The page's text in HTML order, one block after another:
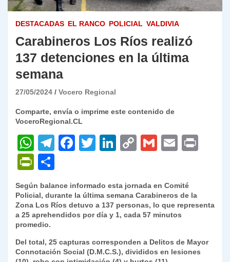
DESTACADAS EL RANCO POLICIAL VALDIVIA
Carabineros Los Ríos realizó
137 detenciones en la última
semana
27/05/2024 Vocero Regional
Comparte, envía o imprime este contenido de
VoceroRegional.CL
W
h
at
s
A
p
p
T
gr
a
F
e
b
o
o
k
T
er
Li
e
dI
C
y
Li
k
G
l
E
l
P
ri
nt
Fr
ie
n
m
p
tir
Según balance informado esta jornada en Comité
Policial, durante la última semana Carabineros de la
Zona Los Ríos detuvo a 137 personas, lo que representa
a 25 aprehendidos por día y 1, cada 57 minutos
promedio.
Del total, 25 capturas corresponden a Delitos de Mayor
Connotación Social (D.M.C.S.), divididos en lesiones